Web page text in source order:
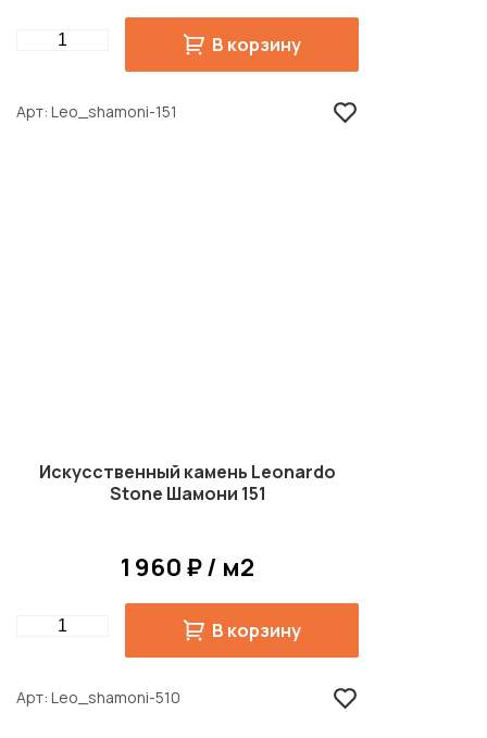
Quantity В корзину
Арт Leo_shamoni-151
Искусственный камень Leonardo
Stone Шамони 151
1 960 ₽ / м2
Quantity В корзину
Арт Leo_shamoni-510